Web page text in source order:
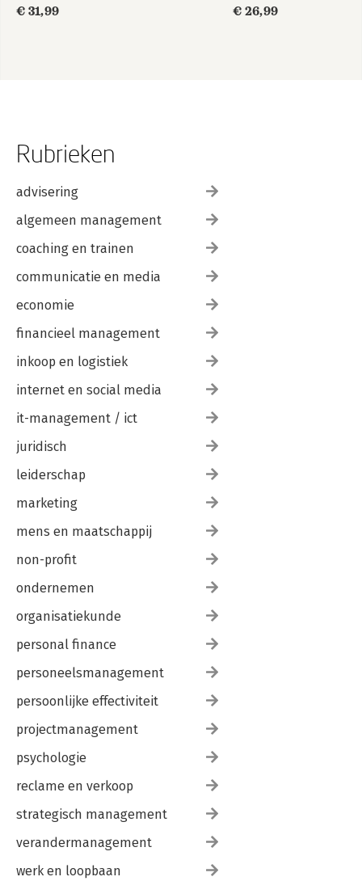
€ 31,99
€ 26,99
Rubrieken
advisering
algemeen management
coaching en trainen
communicatie en media
economie
financieel management
inkoop en logistiek
internet en social media
it-management / ict
juridisch
leiderschap
marketing
mens en maatschappij
non-profit
ondernemen
organisatiekunde
personal finance
personeelsmanagement
persoonlijke effectiviteit
projectmanagement
psychologie
reclame en verkoop
strategisch management
verandermanagement
werk en loopbaan